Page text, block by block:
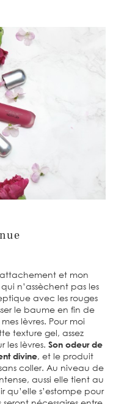
attachement et mon
n’assèchent pas les
avec les rouges
le baume en fin de
lèvres. Pour moi
texture gel, assez
les lèvres. Son odeur de
divine, et le produit
coller. Au niveau de
aussi elle tient au
qu’elle s’estompe pour